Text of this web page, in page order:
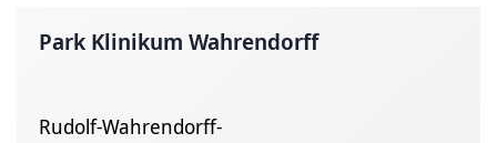
Park Klinikum Wahrendorff
Rudolf-Wahrendorff-